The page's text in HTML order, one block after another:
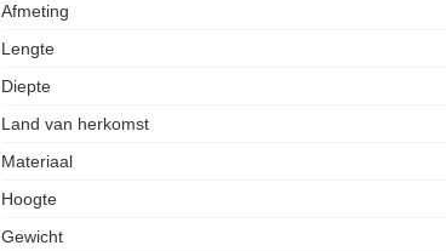
Afmeting
Lengte
Diepte
Land van herkomst
Materiaal
Hoogte
Gewicht